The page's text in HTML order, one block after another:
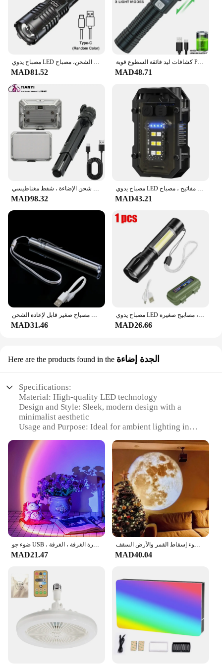
مصباح يدوي LED عالي الطاقة قابل لإعادة الشحن، مصباح LED قوي جدًا مع شعلة إضاءة جانبية للتخييم في الهواء الطلق والمشي لمسافات طويلة
MAD81.52
كشافات ليد فائقة السطوع قوية P70 ، ضوء تكتيكي ، كشافات طوارئ ، مصباح تكبير تلسكوبي ، مدمج في بطارية ، 5000 لومن
MAD48.71
كوب صغير متعدد الوظائف ضوء العمل ، كشك التخييم في الهواء الطلق ، سوق الليل شحن الإضاءة ، شفط مغناطيسي
MAD98.32
مصباح يدوي LED صغير محمول مع شحن خفيف قوي ، فائق السطوع ، مغناطيسي ، منزلي ، خارجي ، سلسلة مفاتيح ، مصباح
MAD43.21
مصباح صغير قابل لإعادة الشحن USB ، مصباح يدوي LED ، قلم إضاءة للتلميذ عن طريق الفم ، مصباح شعلة جيب محمول ، أدوات صيد خارجية ، 1:
MAD31.46
مصباح يدوي LED عالي الطاقة ، أضواء كاشفة محمولة قابلة لإعادة الشحن ، ضوء تخييم خارجي ، مصباح صيد ، مصابيح طويلة الأمد ، مصابيح صغيرة
MAD26.66
Here are the products found in the الجدة إضاءة
Specifications:
Material: High-quality LED technology
Design and Style: Sleek, modern design with a
minimalist aesthetic
Usage and Purpose: Ideal for ambient lighting in
Performance and Property: Energy-efficient, long-
lasting light output
Shape or Size or Weight or Quantity: Available in a
variety of sizes and configurations to suit different
lighting needs
Parts and Accessories: Comes with all necessary
components for easy installation
Features:
|الاضاءه|Wholesale|
**Enhanced Illumination and Efficiency**
the advanced LED technology of our lighting
fixtures. The superior brightness and energy
efficiency of these lamps ensure that you can enjoy
a well-lit space without the high energy costs. The
sleek, modern design not only complements any
decor but also serves as a testament to your
commitment to sustainability and eco-friendly
practices.
ضوء جو USB ، صورة الغرفة ، الغرفة
MAD21.47
ضوء إسقاط القمر والأرض السقف USB ، ضوء الجو
MAD40.04